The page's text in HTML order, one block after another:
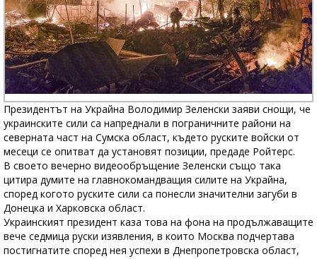
Президентът на Украйна Володимир Зеленски заяви снощи, че
украинските сили са напреднали в пограничните райони на
северната част на Сумска област, където руските войски от
месеци се опитват да установят позиции, предаде Ройтерс.
В своето вечерно видеообръщение Зеленски също така
цитира думите на главнокомандващия силите на Украйна,
според когото руските сили са понесли значителни загуби в
Донецка и Харковска област.
Украинският президент каза това на фона на продължаващите
вече седмица руски изявления, в които Москва подчертава
постигнатите според нея успехи в Днепропетровска област,